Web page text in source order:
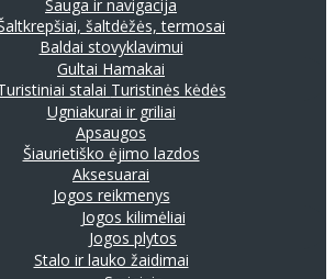
Sauga ir navigacija
šaltdėžės, termosai
Baldai stovyklavimui
Gultai Hamakai
stalai Turistinės kėdės
Ugniakurai ir griliai
Apsaugos
Šiaurietiško ėjimo lazdos
Aksesuarai
Jogos reikmenys
Jogos kilimėliai
Jogos plytos
Stalo ir lauko žaidimai